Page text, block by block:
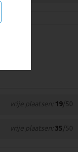
vrije plaatsen: 19/50
vrije plaatsen: 35/50